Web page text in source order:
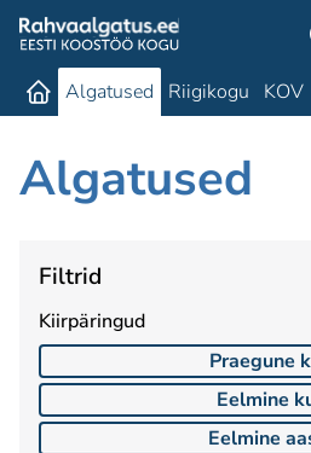
Algatused Riigikogu KOV
Algatused
Filtrid
Kiirpäringud
Praegune
Eelmine
Eelmine